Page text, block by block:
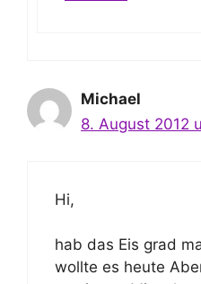
Michael
8. August 2012
Hi,
hab das Eis grad
wollte es heute